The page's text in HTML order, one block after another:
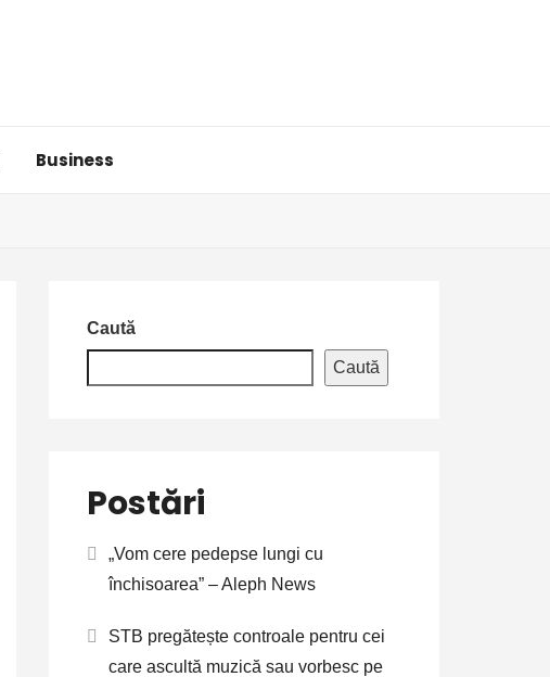
Business
Caută
Caută
Postări
„Vom cere pedepse lungi cu
închisoarea” – Aleph News
STB pregătește controale pentru cei
care ascultă muzică sau vorbesc pe